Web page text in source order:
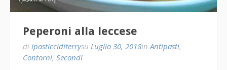
Peperoni alla leccese
di ipasticciditerrysu Luglio 30, 2018in Antipasti,
Contorni, Secondi